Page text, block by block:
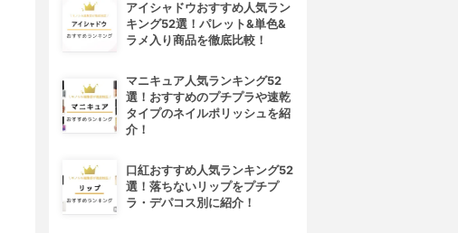
アイシャドウおすすめ人気ラン
キング52選！パレット&単色&
ラメ入り商品を徹底比較！
マニキュア人気ランキング52
選！おすすめのプチプラや速乾
タイプのネイルポリッシュを紹
介！
口紅おすすめ人気ランキング52
選！落ちないリップをプチプ
ラ・デパコス別に紹介！